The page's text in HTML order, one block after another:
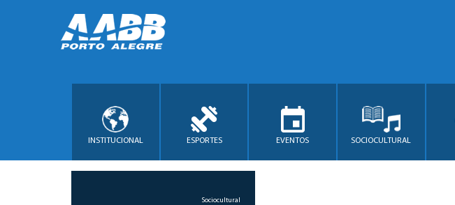
INSTITUCIONAL ESPORTES EVENTOS SOCIOCULTURAL
Sociocultural